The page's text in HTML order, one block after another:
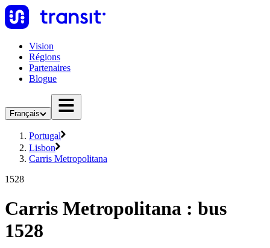
Vision
Régions
Partenaires
Blogue
Français
Portugal
Lisbon
Carris Metropolitana
1528
Carris Metropolitana : bus
1528